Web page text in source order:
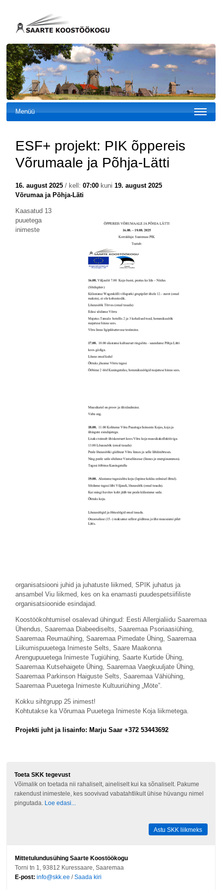
Menüü
ESF+ projekt: PIK õppereis
Võrumaale ja Põhja-Lätti
16. august 2025/ kell: 07:00kuni 19. august 2025
Võrumaa ja Põhja-Läti
Kaasatud 13
puuetega
inimeste
organisatsiooni juhid ja juhatuste liikmed, SPIK juhatus ja
ansambel Viu liikmed, kes on ka enamasti puudespetsiifiliste
organisatsioonide esindajad.
Koostöökohtumisel osalevad ühingud: Eesti Allergialiidu Saaremaa
Ühendus, Saaremaa Diabeediselts, Saaremaa Psoriaasiühing,
Saaremaa Reumaühing, Saaremaa Pimedate Ühing, Saaremaa
Liikumispuuetega Inimeste Selts, Saare Maakonna
Arengupuuetega Inimeste Tugiühing, Saarte Kurtide Ühing,
Saaremaa Kutsehaigete Ühing, Saaremaa Vaegkuuljate Ühing,
Saaremaa Parkinson Haiguste Selts, Saaremaa Vähiühing,
Saaremaa Puuetega Inimeste Kultuuriühing „Möte”.
Kokku sihtgrupp 25 inimest!
Kohtutakse ka Võrumaa Puuetega Inimeste Koja liikmetega.
Projekti juht ja lisainfo: Marju Saar +372 53443692
Toeta SKK tegevust
Võimalik on toetada nii rahaliselt, aineliselt kui ka sõnaliselt. Pakume
rakendust inimestele, kes soovivad vabatahtlikult ühise hüvangu nimel
pingutada.
Loe edasi...
Astu SKK liikmeks
Mittetulundusühing Saarte Koostöökogu
Torni tn 1, 93812 Kuressaare, Saaremaa
E-post: info@skk.ee /Saada kiri